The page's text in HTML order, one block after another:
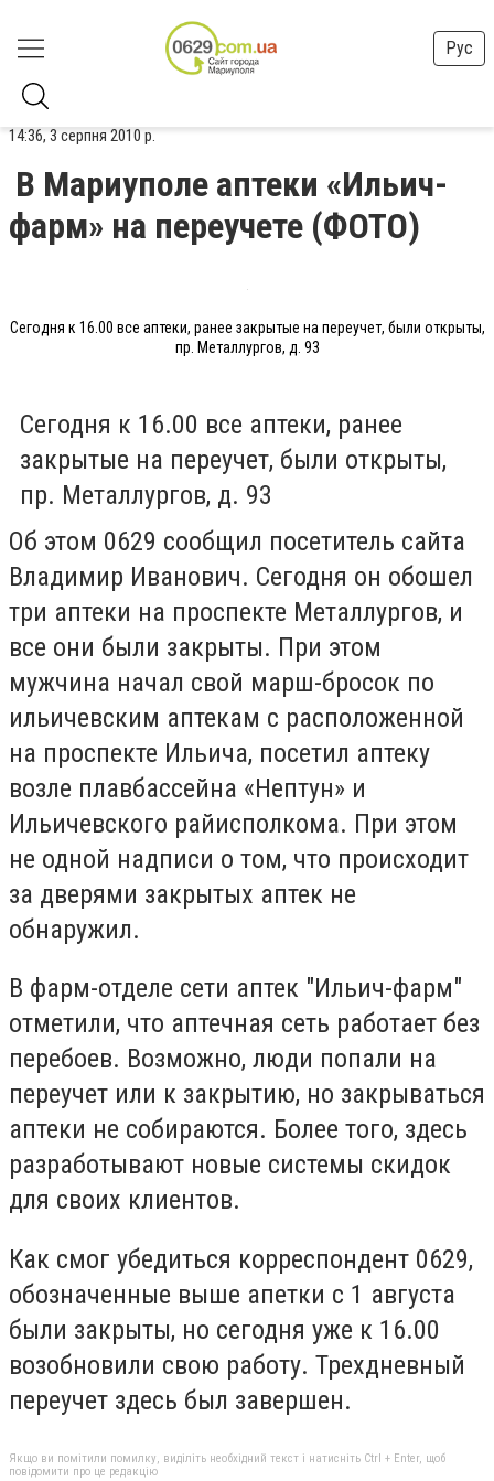
Рус
14:36, 3 серпня 2010 р.
В Мариуполе аптеки «Ильич-
фарм» на переучете (ФОТО)
Сегодня к 16.00 все аптеки, ранее закрытые на переучет, были открыты,
пр. Металлургов, д. 93
Сегодня к 16.00 все аптеки, ранее
закрытые на переучет, были открыты,
пр. Металлургов, д. 93
Об этом 0629 сообщил посетитель сайта
Владимир Иванович. Сегодня он обошел
три аптеки на проспекте Металлургов, и
все они были закрыты. При этом
мужчина начал свой марш-бросок по
ильичевским аптекам с расположенной
на проспекте Ильича, посетил аптеку
возле плавбассейна «Нептун» и
Ильичевского райисполкома. При этом
не одной надписи о том, что происходит
за дверями закрытых аптек не
обнаружил.
В фарм-отделе сети аптек "Ильич-фарм"
отметили, что аптечная сеть работает без
перебоев. Возможно, люди попали на
переучет или к закрытию, но закрываться
аптеки не собираются. Более того, здесь
разработывают новые системы скидок
для своих клиентов.
Как смог убедиться корреспондент 0629,
обозначенные выше апетки с 1 августа
были закрыты, но сегодня уже к 16.00
возобновили свою работу. Трехдневный
переучет здесь был завершен.
Якщо ви помітили помилку, виділіть необхідний текст і натисніть Ctrl + Enter, щоб
повідомити про це редакцію